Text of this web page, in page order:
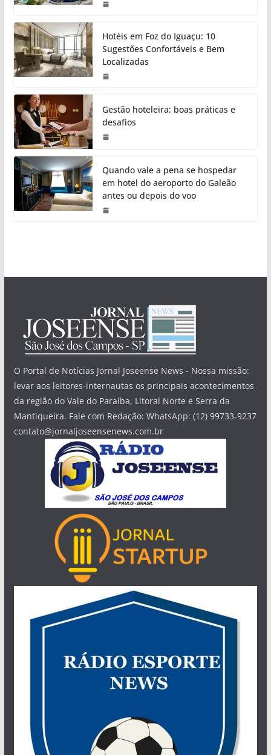
Hotéis em Foz do Iguaçu: 10
Sugestões Confortáveis e Bem
Localizadas
Gestão hoteleira: boas práticas e
desafios
Quando vale a pena se hospedar
em hotel do aeroporto do Galeão
antes ou depois do voo
O Portal de Notícias Jornal Joseense News - Nossa missão:
levar aos leitores-internautas os principais acontecimentos
da região do Vale do Paraíba, Litoral Norte e Serra da
Mantiqueira. Fale com Redação: WhatsApp: (12) 99733-9237
contato@jornaljoseensenews.com.br